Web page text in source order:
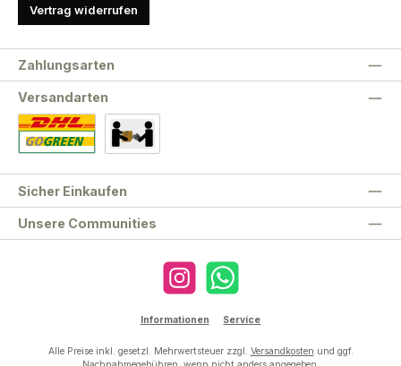
Vertrag widerrufen
Unsere Communities
Zahlungsarten
Versandarten
Sicher Einkaufen
Instagram WhatsApp
Informationen Service
Alle Preise inkl. gesetzl. Mehrwertsteuer zzgl. Versandkosten und ggf.